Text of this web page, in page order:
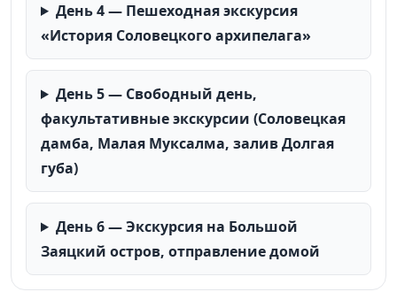
День 4 — Пешеходная экскурсия
«История Соловецкого архипелага»
День 5 — Свободный день,
факультативные экскурсии (Соловецкая
дамба, Малая Муксалма, залив Долгая
губа)
День 6 — Экскурсия на Большой
Заяцкий остров, отправление домой